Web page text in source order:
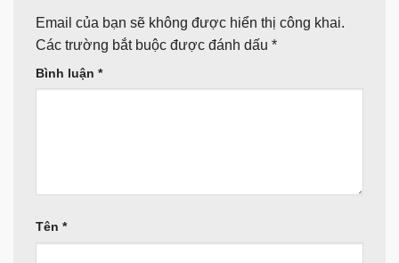
Email của bạn sẽ không được hiển thị công khai.
Các trường bắt buộc được đánh dấu *
Bình luận *
Tên *